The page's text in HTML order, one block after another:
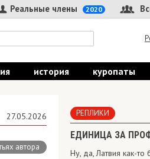
Реальные члены 2020
история куропаты
27.05.2026
автора
РЕПЛИКИ
ЕДИНИЦА ЗА
Ну, да, Латвия как-